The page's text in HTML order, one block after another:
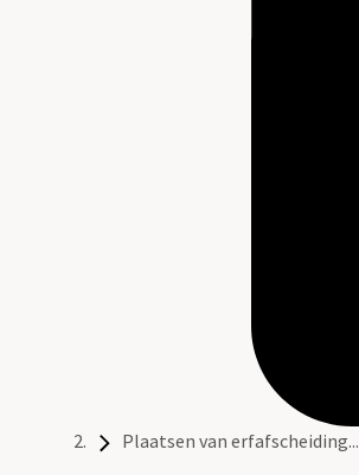
Plaatsen van erfafscheiding...